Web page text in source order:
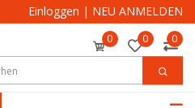
Einloggen | NEU ANMELDEN
0 0 0